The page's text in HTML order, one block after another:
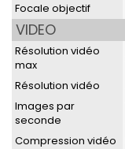
Focale objectif
VIDEO
Résolution vidéo
max
Résolution vidéo
Images par
seconde
Compression vidéo